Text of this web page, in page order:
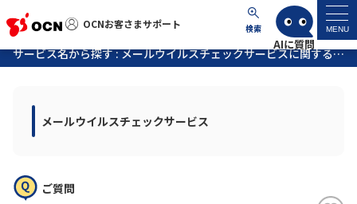
OCNお客さまサポート 検索 MENU
OCNお客さまサポート
マイページ
サポートトップ
サービス名から探す : メールウイルスチェックサービスに関するよくあるご質問
メールウイルスチェックサービス
ご質問